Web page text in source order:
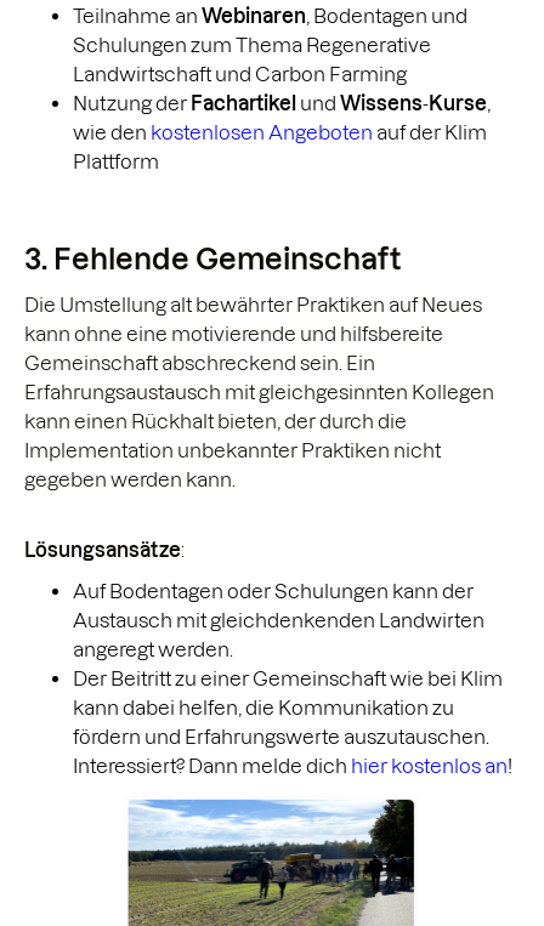
Teilnahme an Webinaren , Bodentagen und
Schulungen zum Thema Regenerative
Landwirtschaft und Carbon Farming
Nutzung der Fachartikel und Wissens-Kurse
wie den kostenlosen Angeboten auf der Klim
Plattform
3. Fehlende Gemeinschaft
Die Umstellung alt bewährter Praktiken auf Neues
kann ohne eine motivierende und hilfsbereite
Gemeinschaft abschreckend sein. Ein
Erfahrungsaustausch mit gleichgesinnten Kollegen
kann einen Rückhalt bieten, der durch die
Implementation unbekannter Praktiken nicht
gegeben werden kann.
Lösungsansätze:
Auf Bodentagen oder Schulungen kann der
Austausch mit gleichdenkenden Landwirten
angeregt werden.
Der Beitritt zu einer Gemeinschaft wie bei Klim
kann dabei helfen, die Kommunikation zu
fördern und Erfahrungswerte auszutauschen.
Interessiert? Dann melde dich hier kostenlos an!